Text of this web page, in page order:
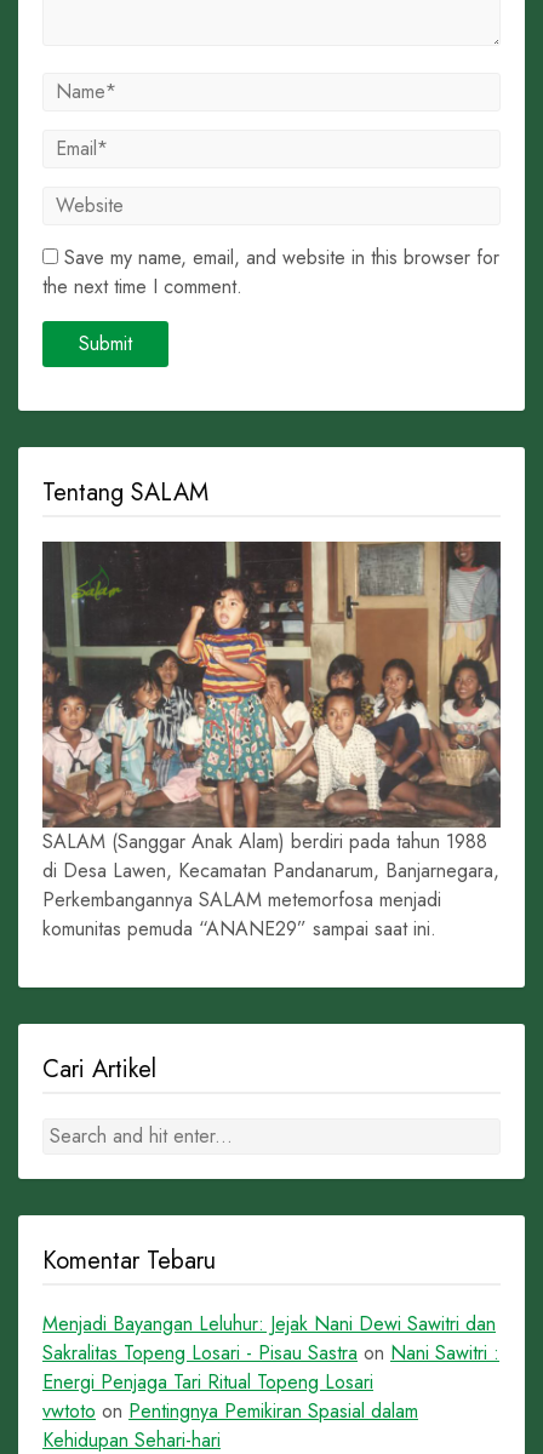
Save my name, email, and website in this browser for
the next time I comment.
Tentang SALAM
SALAM (Sanggar Anak Alam) berdiri pada tahun 1988
di Desa Lawen, Kecamatan Pandanarum, Banjarnegara,
Perkembangannya SALAM metemorfosa menjadi
komunitas pemuda “ANANE29” sampai saat ini.
Cari Artikel
Komentar Tebaru
Menjadi Bayangan Leluhur: Jejak Nani Dewi Sawitri dan
Sakralitas Topeng Losari - Pisau Sastra on Nani Sawitri :
Energi Penjaga Tari Ritual Topeng Losari
vwtoto on Pentingnya Pemikiran Spasial dalam
Kehidupan Sehari-hari